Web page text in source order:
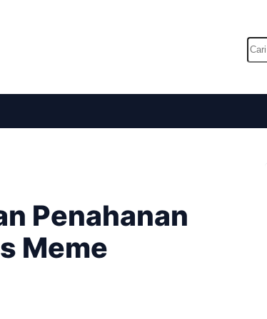
Cari
Penahanan
Meme